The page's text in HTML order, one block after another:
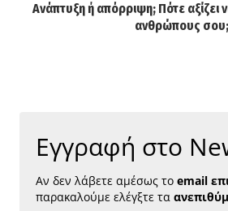
Ανάπτυξη ή απόρριψη; Πότε αξίζει
ανθρώπους σου;
Εγγραφή στο
Αν δεν λάβετε αμέσως το email
παρακαλούμε ελέγξτε τα